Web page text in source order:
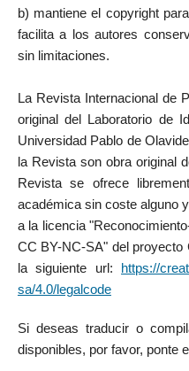
b) mantiene el copyright
facilita a los autores
sin limitaciones.
La Revista Internacional de
original del Laboratorio de
Universidad Pablo de
la Revista son obra original
Revista se ofrece
académica sin coste alguno
a la licencia
CC BY-NC-SA" del
la siguiente url:
https://
sa/4.0/legalcode
Si deseas traducir o
disponibles, por favor, ponte